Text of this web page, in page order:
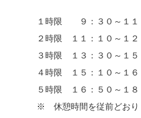
１時限 ９：３０～１１
２時限 １１：１０～１２
３時限 １３：３０～１５
４時限 １５：１０～１６
５時限 １６：５０～１８
※ 休憩時間を従前どおり